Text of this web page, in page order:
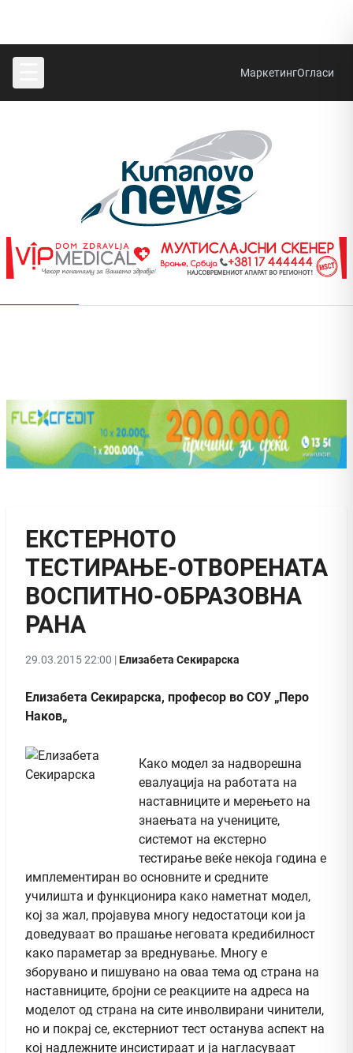
МаркетингОгласи
ЕКСТЕРНОТО
ТЕСТИРАЊЕ-ОТВОРЕНАТА
ВОСПИТНО-ОБРАЗОВНА
РАНА
29.03.2015 22:00 |Елизабета Секирарска
Елизабета Секирарска, професор во СОУ „Перо
Наков„
Како модел за надворешна
евалуација на работата на
наставниците и мерењето на
знаењата на учениците,
системот на екстерно
тестирање веќе некоја година е
имплементиран во основните и средните
училишта и функционира како наметнат модел,
кој за жал, пројавува многу недостатоци кои ја
доведуваат во прашање неговата кредибилност
како параметар за вреднување. Многу е
зборувано и пишувано на оваа тема од страна на
наставниците, бројни се реакциите на адреса на
моделот од страна на сите инволвирани чинители,
но и покрај се, екстерниот тест останува аспект на
кој надлежните инсистираат и ја нагласуваат